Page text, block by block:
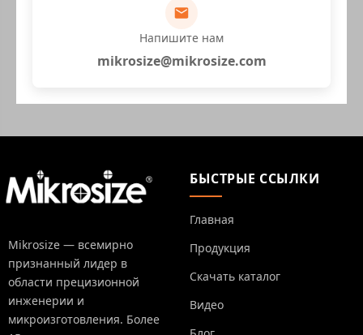
Напишите нам
mikrosize@mikrosize.com
Mikrosize — всемирно
признанный лидер в
области прецизионной
инженерии и
микроизготовления. Более
БЫСТРЫЕ ССЫЛКИ
Главная
Продукция
Скачать каталог
Видео